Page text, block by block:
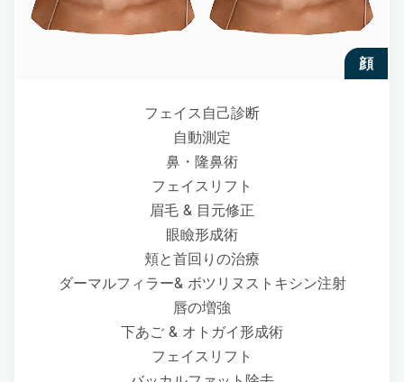
顔
フェイス自己診断
自動測定
鼻・隆鼻術
フェイスリフト
眉毛 & 目元修正
眼瞼形成術
頬と首回りの治療
ダーマルフィラー& ボツリヌストキシン注射
唇の増強
下あご & オトガイ形成術
フェイスリフト